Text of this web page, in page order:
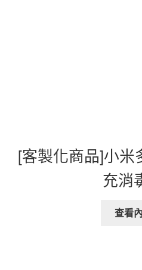
[客製化商品]小米
充消
查看